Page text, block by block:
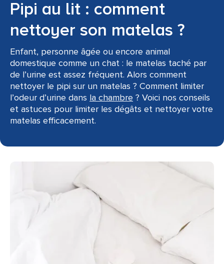
Pipi au lit : comment
nettoyer son matelas ?
Enfant, personne âgée ou encore animal
domestique comme un chat : le matelas taché par
de l’urine est assez fréquent. Alors comment
nettoyer le pipi sur un matelas ? Comment limiter
l’odeur d’urine dans la chambre ? Voici nos conseils
et astuces pour limiter les dégâts et nettoyer votre
matelas efficacement.